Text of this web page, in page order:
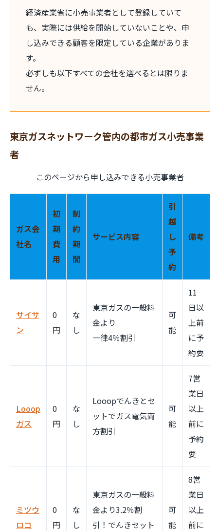
経済産業省に小売事業者として登録していて
も、実際には供給を開始していないことや、申
し込みできる顧客を限定している企業がありま
す。
必ずしも以下すべての会社を選べるとは限りま
せん。
東京ガスネットワーク管内の都市ガス小売事業
者
このページから申し込みできる小売事業者
ガス会
社名
初
期
費
用
制
約
期
間
サービス内容
引
越
し
予
約
備考
サイサ
ン
0
円
な
し
東京ガスの一般料
金より
一律4％割引
可
能
11
日以
上前
に予
約要
Looop
ガス
0
円
な
し
Looopでんきとセ
ットでガス電気両
方割引
可
能
7営
業日
以上
前に
予約
要
ミツウ
ロコ
0
円
な
し
東京ガスの一般料
金より3.2％割
引！でんきセット
可
能
8営
業日
以上
前に